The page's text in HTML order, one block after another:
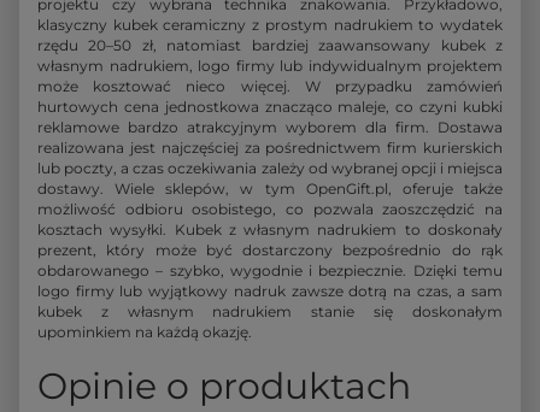
projektu czy wybrana technika znakowania. Przykładowo,
klasyczny kubek ceramiczny z prostym nadrukiem to wydatek
rzędu 20–50 zł, natomiast bardziej zaawansowany kubek z
własnym nadrukiem, logo firmy lub indywidualnym projektem
może kosztować nieco więcej. W przypadku zamówień
hurtowych cena jednostkowa znacząco maleje, co czyni kubki
reklamowe bardzo atrakcyjnym wyborem dla firm. Dostawa
realizowana jest najczęściej za pośrednictwem firm kurierskich
lub poczty, a czas oczekiwania zależy od wybranej opcji i miejsca
dostawy. Wiele sklepów, w tym OpenGift.pl, oferuje także
możliwość odbioru osobistego, co pozwala zaoszczędzić na
kosztach wysyłki. Kubek z własnym nadrukiem to doskonały
prezent, który może być dostarczony bezpośrednio do rąk
obdarowanego – szybko, wygodnie i bezpiecznie. Dzięki temu
logo firmy lub wyjątkowy nadruk zawsze dotrą na czas, a sam
kubek z własnym nadrukiem stanie się doskonałym
upominkiem na każdą okazję.
Opinie o produktach